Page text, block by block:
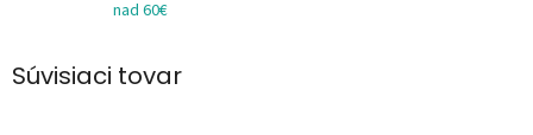
nad 60€
Súvisiaci tovar